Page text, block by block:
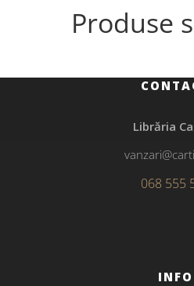
Produse
Librăria
068 555
INFO